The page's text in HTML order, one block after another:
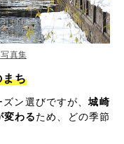
真集
まち
ン選びですが、 城崎
変わるため、どの季節